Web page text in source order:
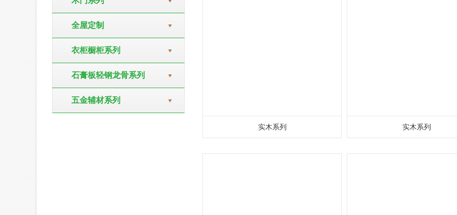
全屋定制
衣柜橱柜系列
石膏板轻钢龙骨系列
五金辅材系列
实木系列 实木系列